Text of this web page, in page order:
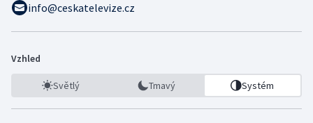
info@ceskatelevize.cz
Vzhled
Světlý Tmavý Systém